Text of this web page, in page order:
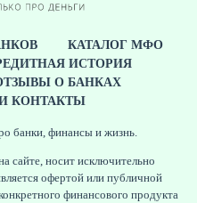
КАТАЛОГ МФО
ИСТОРИЯ
О БАНКАХ
КОНТАКТЫ
банки, финансы и жизнь.
сайте, носит исключительно
офертой или публичной
финансового продукта